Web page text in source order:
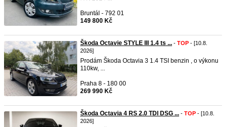
Bruntál - 792 01
149 800 Kč
Škoda Octavie STYLE III 1.4 ts ... - TOP - [10.8.
2026]
Prodám Škoda Octavia 3 1.4 TSI benzin , o výkonu
110kw, ...
Praha 8 - 180 00
269 990 Kč
Škoda Octavia 4 RS 2.0 TDI DSG ... - TOP - [10.8.
2026]